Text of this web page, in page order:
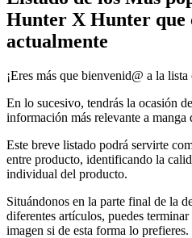
Hunter X Hunter que
actualmente
¡Eres más que bienvenid@ a la
En lo sucesivo, tendrás la ocasión
información más relevante a manga
Este breve listado podrá servirte
entre producto, identificando la
individual del producto.
Situándonos en la parte final de la
diferentes artículos, puedes
imagen si de esta forma lo prefieres.